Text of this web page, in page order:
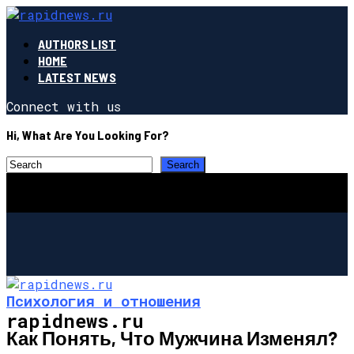
AUTHORS LIST
HOME
LATEST NEWS
Connect with us
Hi, What Are You Looking For?
rapidnews.ru
Психология и отношения
Как Понять, Что Мужчина Изменял?